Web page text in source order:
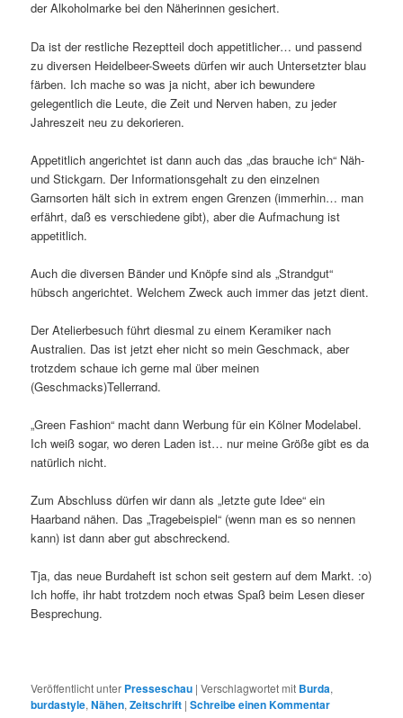
der Alkoholmarke bei den Näherinnen gesichert.
Da ist der restliche Rezeptteil doch appetitlicher… und passend
zu diversen Heidelbeer-Sweets dürfen wir auch Untersetzter blau
färben. Ich mache so was ja nicht, aber ich bewundere
gelegentlich die Leute, die Zeit und Nerven haben, zu jeder
Jahreszeit neu zu dekorieren.
Appetitlich angerichtet ist dann auch das „das brauche ich“ Näh-
und Stickgarn. Der Informationsgehalt zu den einzelnen
Garnsorten hält sich in extrem engen Grenzen (immerhin… man
erfährt, daß es verschiedene gibt), aber die Aufmachung ist
appetitlich.
Auch die diversen Bänder und Knöpfe sind als „Strandgut“
hübsch angerichtet. Welchem Zweck auch immer das jetzt dient.
Der Atelierbesuch führt diesmal zu einem Keramiker nach
Australien. Das ist jetzt eher nicht so mein Geschmack, aber
trotzdem schaue ich gerne mal über meinen
(Geschmacks)Tellerrand.
„Green Fashion“ macht dann Werbung für ein Kölner Modelabel.
Ich weiß sogar, wo deren Laden ist… nur meine Größe gibt es da
natürlich nicht.
Zum Abschluss dürfen wir dann als „letzte gute Idee“ ein
Haarband nähen. Das „Tragebeispiel“ (wenn man es so nennen
kann) ist dann aber gut abschreckend.
Tja, das neue Burdaheft ist schon seit gestern auf dem Markt. :o)
Ich hoffe, ihr habt trotzdem noch etwas Spaß beim Lesen dieser
Besprechung.
Veröffentlicht unter Presseschau |Verschlagwortet mit Burda,
burdastyle,Nähen,Zeitschrift |Schreibe einen Kommentar